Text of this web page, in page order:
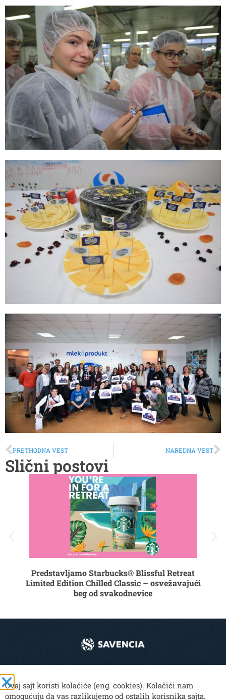
PRETHODNA VEST NAREDNA VEST
Slični postovi
Predstavljamo Starbucks® Blissful Retreat
Limited Edition Chilled Classic – osvežavajući
beg od svakodnevice
Ovaj sajt koristi kolačiće (eng. cookies). Kolačići nam
omogućuju da vas razlikujemo od ostalih korisnika sajta.